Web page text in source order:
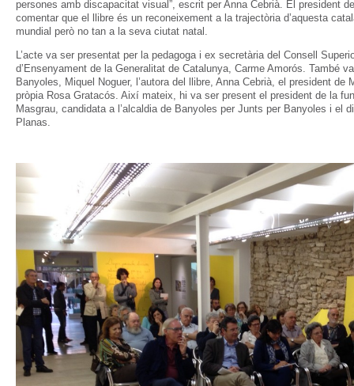
persones amb discapacitat visual”, escrit per Anna Cebrià. El president
comentar que el llibre és un reconeixement a la trajectòria d’aquesta
mundial però no tan a la seva ciutat natal.
L’acte va ser presentat per la pedagoga i ex secretària del Consell
d’Ensenyament de la Generalitat de Catalunya, Carme Amorós. També
Banyoles, Miquel Noguer, l’autora del llibre, Anna Cebrià, el president
pròpia Rosa Gratacós. Així mateix, hi va ser present el president de la
Masgrau, candidata a l’alcaldia de Banyoles per Junts per Banyoles i el
Planas.